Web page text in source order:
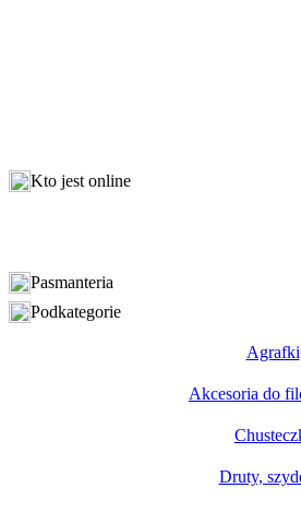
Kto jest online
Pasmanteria
Podkategorie
Agrafki
Akcesoria do
Druty,